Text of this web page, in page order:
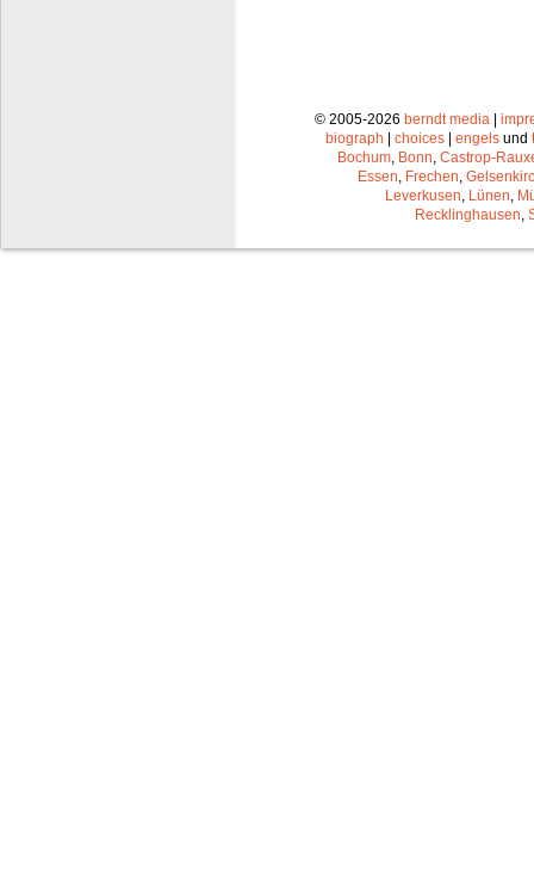
© 2005-2026 berndt media |
biograph | choices | engels und
Bochum Bonn Castrop-
Essen Frechen
Leverkusen Lünen
Recklinghausen